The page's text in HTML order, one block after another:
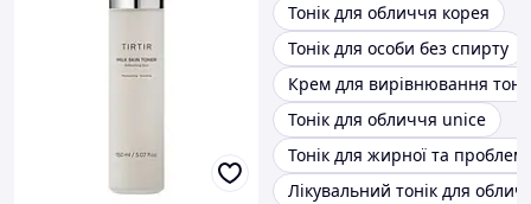
Тонік для обличчя корея
Тонік для особи без спирту
Крем для вирівнювання тону
Тонік для обличчя unice
Тонік для жирної та
Лікувальний тонік для